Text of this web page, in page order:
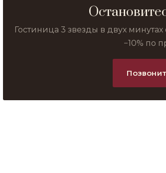
Гостиница 3 звезды в двух
−10% по